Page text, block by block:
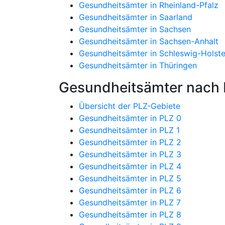
Gesundheitsämter in Rheinland-Pfalz
Gesundheitsämter in Saarland
Gesundheitsämter in Sachsen
Gesundheitsämter in Sachsen-Anhalt
Gesundheitsämter in Schleswig-
Gesundheitsämter in Thüringen
Gesundheitsämter nach
Übersicht der PLZ-Gebiete
Gesundheitsämter in PLZ 0
Gesundheitsämter in PLZ 1
Gesundheitsämter in PLZ 2
Gesundheitsämter in PLZ 3
Gesundheitsämter in PLZ 4
Gesundheitsämter in PLZ 5
Gesundheitsämter in PLZ 6
Gesundheitsämter in PLZ 7
Gesundheitsämter in PLZ 8